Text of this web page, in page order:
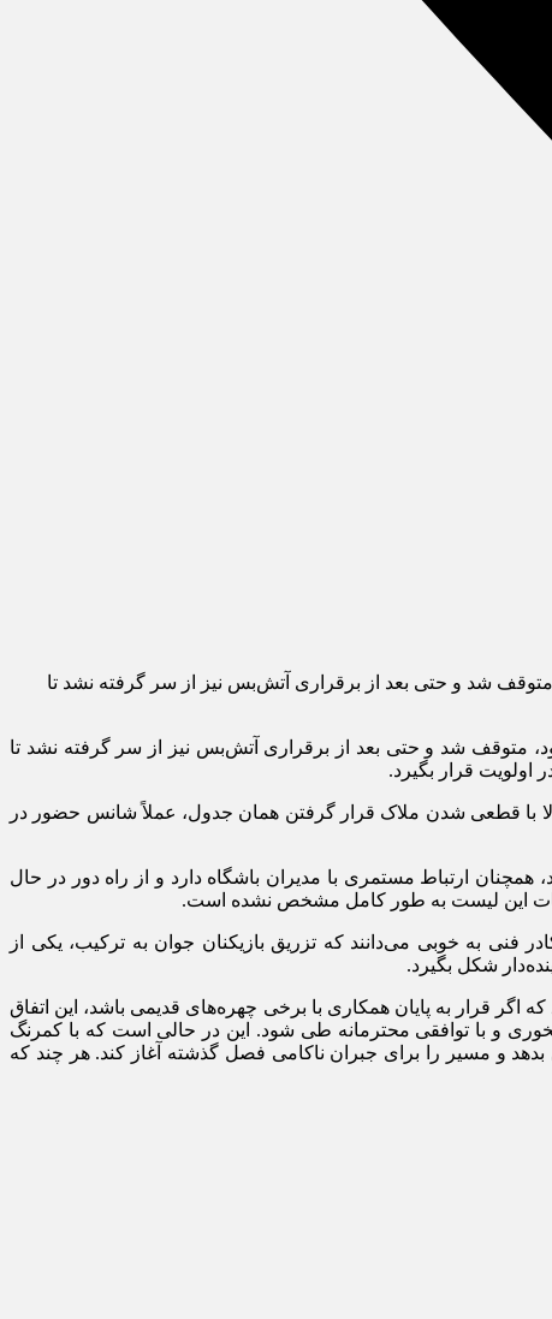
شد و حتی بعد از برقراری آتش‌بس نیز از سر گرفته نشد تا
متوقف شد و حتی بعد از برقراری آتش‌بس نیز از سر گرفته نشد تا
اولویت قرار بگیرد.
با قطعی شدن ملاک قرار گرفتن همان جدول، عملاً شانس حضور در
ارتباط مستمری با مدیران باشگاه دارد و از راه دور در حال
این لیست به طور کامل مشخص نشده است.
فنی به خوبی می‌دانند که تزریق بازیکنان جوان به ترکیب، یکی از
شکل بگیرد.
اگر قرار به پایان همکاری با برخی چهره‌های قدیمی باشد، این اتفاق
و با توافقی محترمانه طی شود. این در حالی است که با کمرنگ
و مسیر را برای جبران ناکامی فصل گذشته آغاز کند. هر چند که